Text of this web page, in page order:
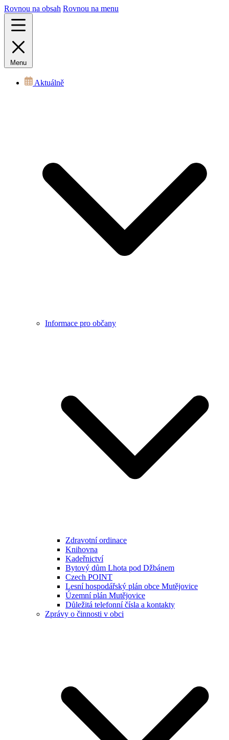
Rovnou na obsah Rovnou na menu
Menu
Aktuálně
Informace pro občany
Zdravotní ordinace
Knihovna
Kadeřnictví
Bytový dům Lhota pod Džbánem
Czech POINT
Lesní hospodářský plán obce Mutějovice
Územní plán Mutějovice
Důležitá telefonní čísla a kontakty
Zprávy o činnosti v obci